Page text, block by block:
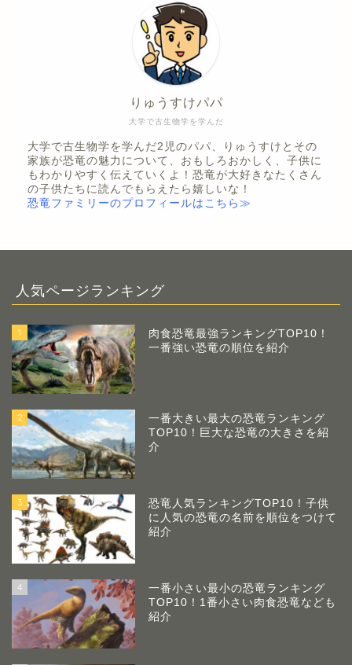
大学で古生物学を学んだ
りゅうすけパパ
大学で古生物学を学んだ2児のパパ、りゅうすけとその
家族が恐竜の魅力について、おもしろおかしく、子供に
もわかりやすく伝えていくよ！恐竜が大好きなたくさん
の子供たちに読んでもらえたら嬉しいな！
恐竜ファミリーのプロフィールはこちら≫
人気ページランキング
1
肉食恐竜最強ランキングTOP10！
一番強い恐竜の順位を紹介
2
一番大きい最大の恐竜ランキング
TOP10！巨大な恐竜の大きさを紹
介
3
恐竜人気ランキングTOP10！子供
に人気の恐竜の名前を順位をつけて
紹介
4
一番小さい最小の恐竜ランキング
TOP10！1番小さい肉食恐竜なども
紹介